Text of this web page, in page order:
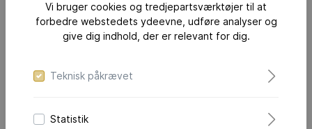
Favoritter
Vi bruger cookies og tredjepartsværktøjer til at
forbedre webstedets ydeevne, udføre analyser og
give dig indhold, der er relevant for dig.
Teknisk påkrævet
Statistik